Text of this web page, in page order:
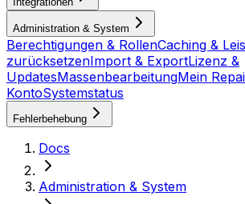
Administration & System
Berechtigungen & RollenCaching &
zurücksetzenImport & ExportLizenz &
UpdatesMassenbearbeitungMein
KontoSystemstatus
Fehlerbehebung
Docs
Administration & System